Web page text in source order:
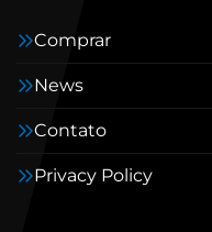
Comprar
News
Contato
Privacy Policy